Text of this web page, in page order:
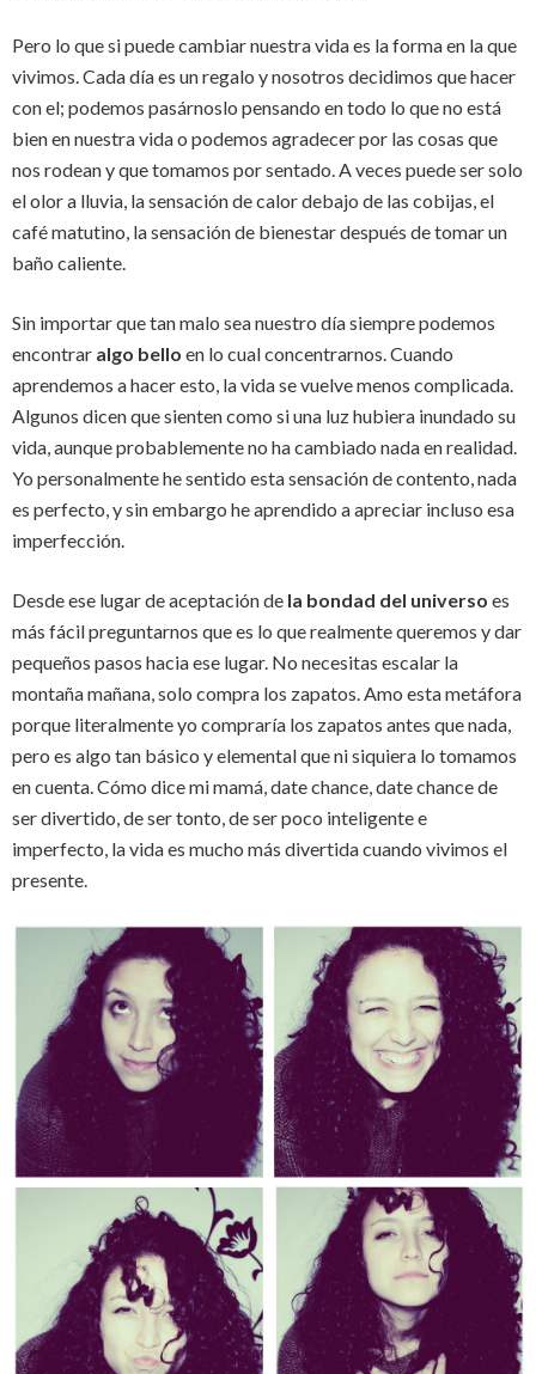
Pero lo que si puede cambiar nuestra vida es la forma en la que
vivimos. Cada día es un regalo y nosotros decidimos que hacer
con el; podemos pasárnoslo pensando en todo lo que no está
bien en nuestra vida o podemos agradecer por las cosas que
nos rodean y que tomamos por sentado. A veces puede ser solo
el olor a lluvia, la sensación de calor debajo de las cobijas, el
café matutino, la sensación de bienestar después de tomar un
baño caliente.
Sin importar que tan malo sea nuestro día siempre podemos
encontrar algo bello en lo cual concentrarnos. Cuando
aprendemos a hacer esto, la vida se vuelve menos complicada.
Algunos dicen que sienten como si una luz hubiera inundado su
vida, aunque probablemente no ha cambiado nada en realidad.
Yo personalmente he sentido esta sensación de contento, nada
es perfecto, y sin embargo he aprendido a apreciar incluso esa
imperfección.
Desde ese lugar de aceptación de la bondad del universo es
más fácil preguntarnos que es lo que realmente queremos y dar
pequeños pasos hacia ese lugar. No necesitas escalar la
montaña mañana, solo compra los zapatos. Amo esta metáfora
porque literalmente yo compraría los zapatos antes que nada,
pero es algo tan básico y elemental que ni siquiera lo tomamos
en cuenta. Cómo dice mi mamá, date chance, date chance de
ser divertido, de ser tonto, de ser poco inteligente e
imperfecto, la vida es mucho más divertida cuando vivimos el
presente.